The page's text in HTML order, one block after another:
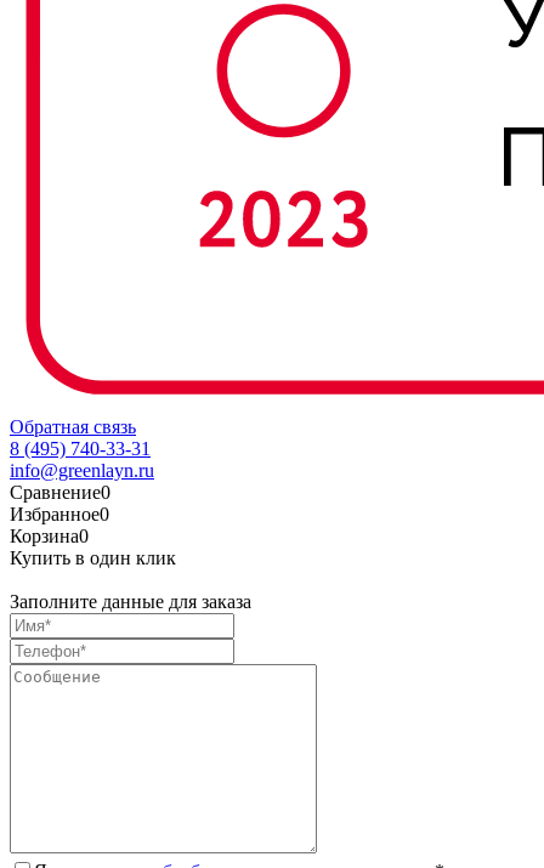
Обратная связь
8 (495) 740-33-31
info@greenlayn.ru
Сравнение0
Избранное0
Корзина0
Купить в один клик
Заполните данные для заказа